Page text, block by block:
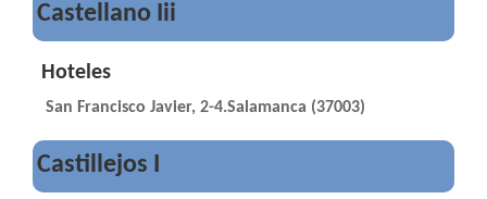
Castellano Iii
Hoteles
San Francisco Javier, 2-4.Salamanca (37003)
Castillejos I